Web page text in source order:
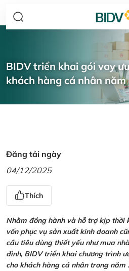
BIDV triển khai gói vay
khách hàng cá nhân năm
Đăng tải ngày
04/12/2025
Thích
Nhằm đồng hành và hỗ trợ kịp thời
vốn phục vụ sản xuất kinh doanh
cầu tiêu dùng thiết yếu như mua
đình, BIDV triển khai chương trình
cho khách hàng cá nhân trong